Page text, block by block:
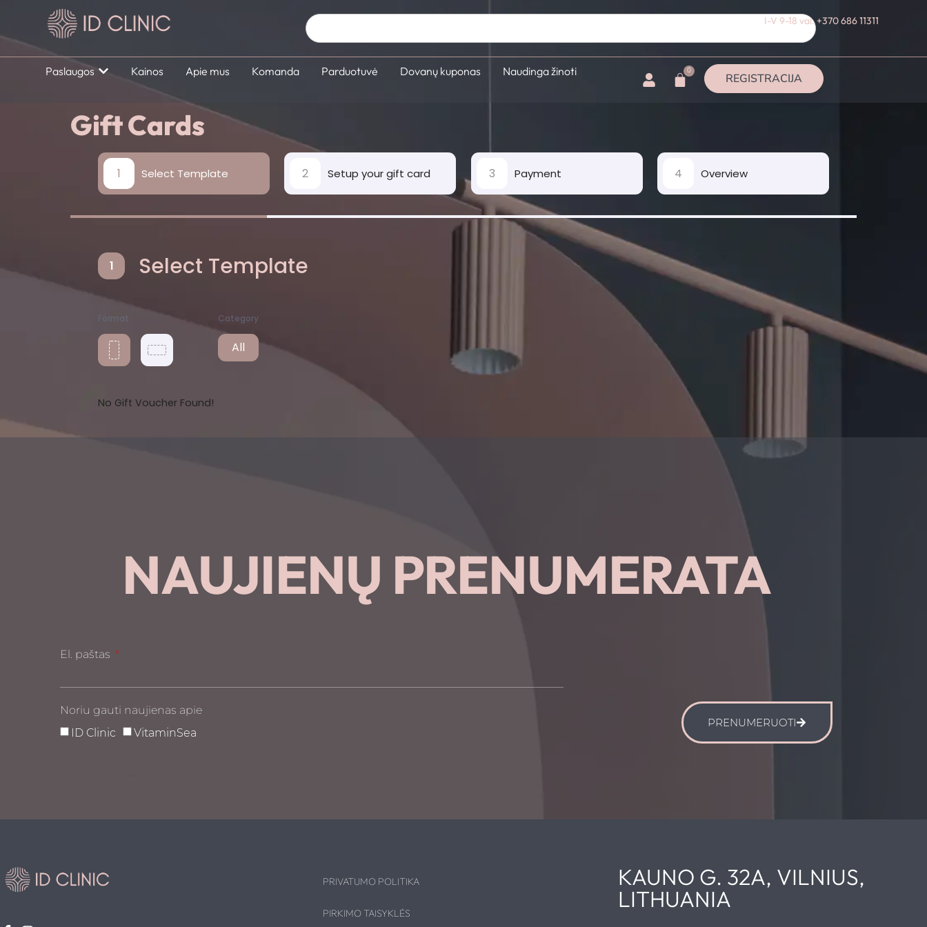
I-V 9-18 val. +370 686 11311
Paslaugos Kainos Apie mus Komanda Parduotuvė Dovanų kuponas Naudinga žinoti REGISTRACIJA
0
Gift Cards
1 Select Template 2 Setup your gift card 3 Payment 4 Overview
1 Select Template
Format Category
All
No Gift Voucher Found!
NAUJIENŲ PRENUMERATA
El. paštas
Noriu gauti naujienas apie
ID Clinic
VitaminSea
PRENUMERUOTI
PRIVATUMO POLITIKA
PIRKIMO TAISYKLĖS
KAUNO G. 32A, VILNIUS,
LITHUANIA